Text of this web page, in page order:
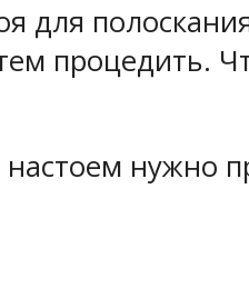
для
процедить.
нужно